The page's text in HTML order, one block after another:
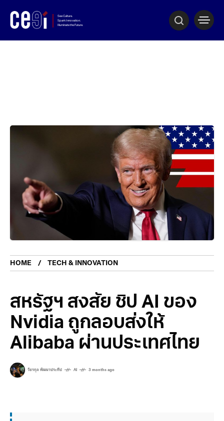
HOME TECH & INNOVATION
สหรัฐฯ สงสัย ชิป AI ของ
Nvidia ถูกลอบส่งให้
Alibaba ผ่านประเทศไทย
วัชรกุล พัฒนาประทีป AI 3 months ago